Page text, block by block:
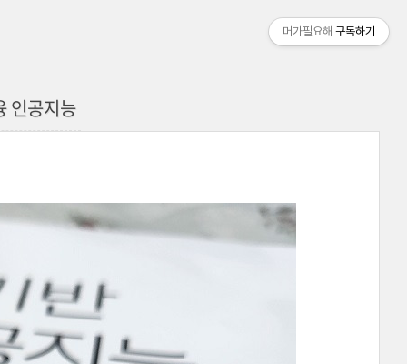
인공지능
머가필요해 구독하기